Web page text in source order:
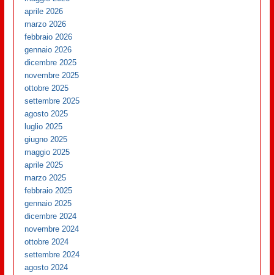
aprile 2026
marzo 2026
febbraio 2026
gennaio 2026
dicembre 2025
novembre 2025
ottobre 2025
settembre 2025
agosto 2025
luglio 2025
giugno 2025
maggio 2025
aprile 2025
marzo 2025
febbraio 2025
gennaio 2025
dicembre 2024
novembre 2024
ottobre 2024
settembre 2024
agosto 2024